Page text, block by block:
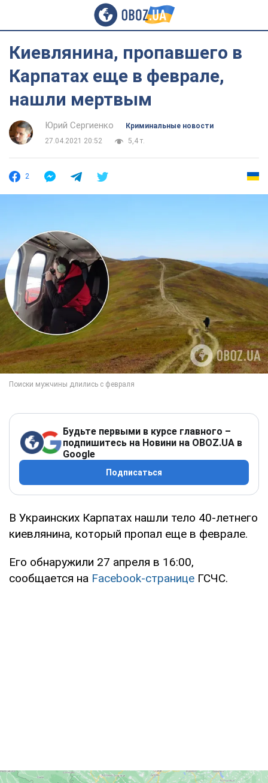
Киевлянина, пропавшего в
Карпатах еще в феврале,
нашли мертвым
Юрий Сергиенко
Криминальные новости
27.04.2021 20:52
5,4 т.
2
Будьте первыми в курсе главного –
подпишитесь на Новини на OBOZ.UA в
Google
Подписаться
В Украинских Карпатах нашли тело 40-летнего
киевлянина, который пропал еще в феврале.
Его обнаружили 27 апреля в 16:00,
сообщается на Facebook-странице ГСЧС.